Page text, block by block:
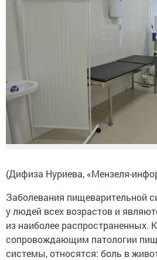
(Дифиза Нуриева, «Мензеля-
Заболевания пищеварительной
у людей всех возрастов и
из наиболее распространенных.
сопровождающим патологии
системы, относятся: боль в